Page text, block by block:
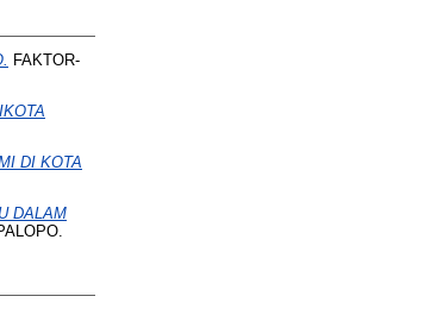
FAKTOR-
DI KOTA
DALAM